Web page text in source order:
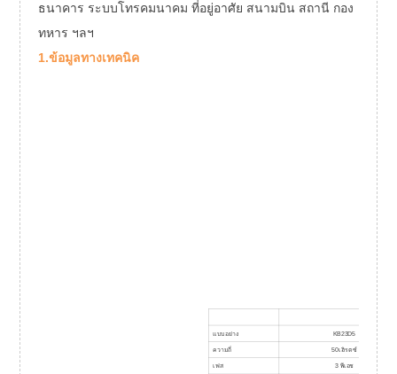
ธนาคาร ระบบโทรคมนาคม ที่อยู่อาศัย สนามบิน สถานี กอง
ทหาร ฯลฯ
1.ข้อมูลทางเทคนิค
แบบอย่าง KB23D5
ความถี่ 50เฮิรตซ์
เฟส 3 พีเอช